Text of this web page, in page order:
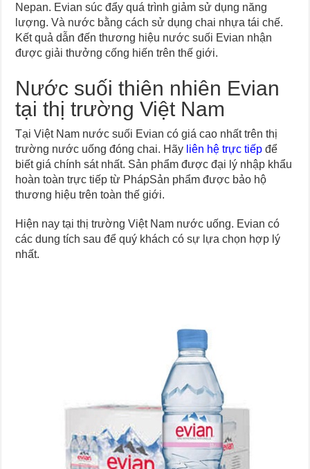
Nepan. Evian súc đẩy quá trình giảm sử dụng năng
lượng. Và nước bằng cách sử dụng chai nhựa tái chế.
Kết quả dẫn đến thương hiệu nước suối Evian nhận
được giải thưởng cống hiến trên thế giới.
Nước suối thiên nhiên Evian
tại thị trường Việt Nam
Tại Việt Nam nước suối Evian có giá cao nhất trên thị
trường nước uống đóng chai. Hãy liên hệ trực tiếp để
biết giá chính sát nhất. Sản phẩm được đại lý nhập khẩu
hoàn toàn trực tiếp từ PhápSản phẩm được bảo hộ
thương hiệu trên toàn thế giới.
Hiện nay tại thị trường Việt Nam nước uống. Evian có
các dung tích sau để quý khách có sự lựa chọn hợp lý
nhất.